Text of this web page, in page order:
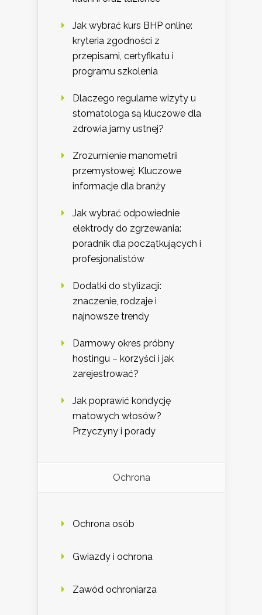
Jak wybrać kurs BHP online:
kryteria zgodności z
przepisami, certyfikatu i
programu szkolenia
Dlaczego regularne wizyty u
stomatologa są kluczowe dla
zdrowia jamy ustnej?
Zrozumienie manometrii
przemysłowej: Kluczowe
informacje dla branży
Jak wybrać odpowiednie
elektrody do zgrzewania:
poradnik dla początkujących i
profesjonalistów
Dodatki do stylizacji:
znaczenie, rodzaje i
najnowsze trendy
Darmowy okres próbny
hostingu – korzyści i jak
zarejestrować?
Jak poprawić kondycję
matowych włosów?
Przyczyny i porady
Ochrona
Ochrona osób
Gwiazdy i ochrona
Zawód ochroniarza